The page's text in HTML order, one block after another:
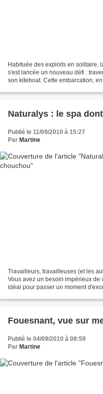
Habituée des exploits en solitaire,
s'est lancée un nouveau défi :
son kiteboat. Cette embarcation,
Naturalys : le spa
Publié le 11/09/2010 à 15:27
Par Martine
Travailleurs, travailleuses (et les
Vous avez un besoin impérieux
idéal pour passer un moment
Fouesnant, vue sur
Publié le 04/09/2010 à 08:59
Par Martine